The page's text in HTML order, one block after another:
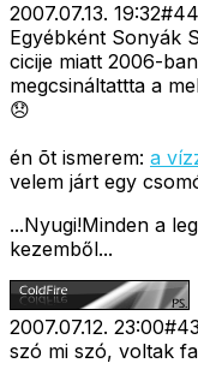
2007.07.13. 19:32#44
Egyébként Sonyák
cicije miatt 2006-
megcsináltattta a
😞
én õt ismerem: a
velem járt egy
...Nyugi!Minden a
kezemből...
2007.07.12. 23:00#43
szó mi szó, voltak